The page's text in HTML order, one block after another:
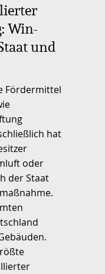
Win-
und
Fördermittel
hat
oder
der Staat